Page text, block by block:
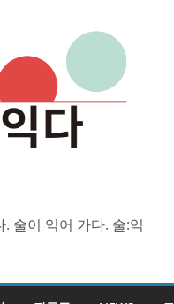
술이 익어 가다. 술:익